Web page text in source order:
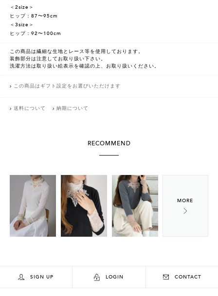
＜2size＞
ヒップ：87〜95cm
＜3size＞
ヒップ：92〜100cm
この商品は繊細な生地とレース等を使用しております。
装飾部分は注意してお取り扱い下さい。
洗濯方法は取り扱い絵表示を確認の上、お取り扱いください。
この商品はギフト設定をお選びいただけます
送料について 納期について
RECOMMEND
SIGN UP LOGIN CONTACT